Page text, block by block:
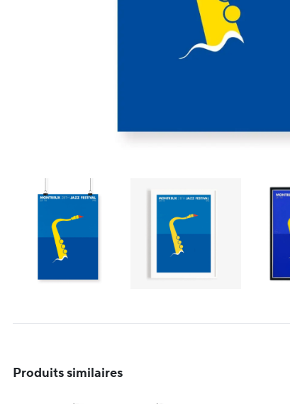
Produits similaires